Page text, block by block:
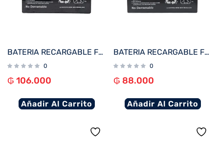
BATERIA RECARGABLE FTX 12V 9A SS9-12
0
₲ 106.000
Añadir Al Carrito
BATERIA RECARGABLE FTX 12V 7A SS7-12
0
₲ 88.000
Añadir Al Carrito